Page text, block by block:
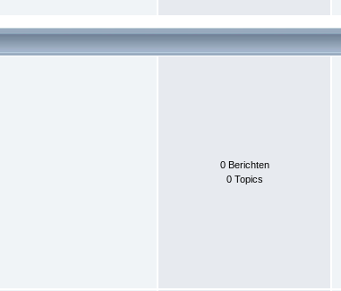
0 Berichten
0 Topics